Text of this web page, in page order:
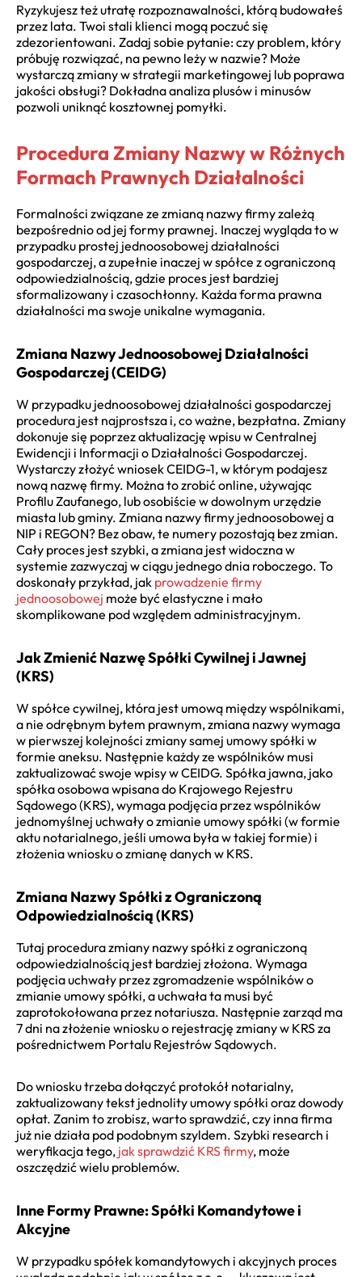
Ryzykujesz też utratę rozpoznawalności, którą budowałeś
przez lata. Twoi stali klienci mogą poczuć się
zdezorientowani. Zadaj sobie pytanie: czy problem, który
próbuję rozwiązać, na pewno leży w nazwie? Może
wystarczą zmiany w strategii marketingowej lub poprawa
jakości obsługi? Dokładna analiza plusów i minusów
pozwoli uniknąć kosztownej pomyłki.
Procedura Zmiany Nazwy w Różnych
Formach Prawnych Działalności
Formalności związane ze zmianą nazwy firmy zależą
bezpośrednio od jej formy prawnej. Inaczej wygląda to w
przypadku prostej jednoosobowej działalności
gospodarczej, a zupełnie inaczej w spółce z ograniczoną
odpowiedzialnością, gdzie proces jest bardziej
sformalizowany i czasochłonny. Każda forma prawna
działalności ma swoje unikalne wymagania.
Zmiana Nazwy Jednoosobowej Działalności
Gospodarczej (CEIDG)
W przypadku jednoosobowej działalności gospodarczej
procedura jest najprostsza i, co ważne, bezpłatna. Zmiany
dokonuje się poprzez aktualizację wpisu w Centralnej
Ewidencji i Informacji o Działalności Gospodarczej.
Wystarczy złożyć wniosek CEIDG-1, w którym podajesz
nową nazwę firmy. Można to zrobić online, używając
Profilu Zaufanego, lub osobiście w dowolnym urzędzie
miasta lub gminy. Zmiana nazwy firmy jednoosobowej a
NIP i REGON? Bez obaw, te numery pozostają bez zmian.
Cały proces jest szybki, a zmiana jest widoczna w
systemie zazwyczaj w ciągu jednego dnia roboczego. To
doskonały przykład, jak prowadzenie firmy
jednoosobowej może być elastyczne i mało
skomplikowane pod względem administracyjnym.
Jak Zmienić Nazwę Spółki Cywilnej i Jawnej
(KRS)
W spółce cywilnej, która jest umową między wspólnikami,
a nie odrębnym bytem prawnym, zmiana nazwy wymaga
w pierwszej kolejności zmiany samej umowy spółki w
formie aneksu. Następnie każdy ze wspólników musi
zaktualizować swoje wpisy w CEIDG. Spółka jawna, jako
spółka osobowa wpisana do Krajowego Rejestru
Sądowego (KRS), wymaga podjęcia przez wspólników
jednomyślnej uchwały o zmianie umowy spółki (w formie
aktu notarialnego, jeśli umowa była w takiej formie) i
złożenia wniosku o zmianę danych w KRS.
Zmiana Nazwy Spółki z Ograniczoną
Odpowiedzialnością (KRS)
Tutaj procedura zmiany nazwy spółki z ograniczoną
odpowiedzialnością jest bardziej złożona. Wymaga
podjęcia uchwały przez zgromadzenie wspólników o
zmianie umowy spółki, a uchwała ta musi być
zaprotokołowana przez notariusza. Następnie zarząd ma
7 dni na złożenie wniosku o rejestrację zmiany w KRS za
pośrednictwem Portalu Rejestrów Sądowych.
Do wniosku trzeba dołączyć protokół notarialny,
zaktualizowany tekst jednolity umowy spółki oraz dowody
opłat. Zanim to zrobisz, warto sprawdzić, czy inna firma
już nie działa pod podobnym szyldem. Szybki research i
weryfikacja tego, jak sprawdzić KRS firmy, może
oszczędzić wielu problemów.
Inne Formy Prawne: Spółki Komandytowe i
Akcyjne
W przypadku spółek komandytowych i akcyjnych proces